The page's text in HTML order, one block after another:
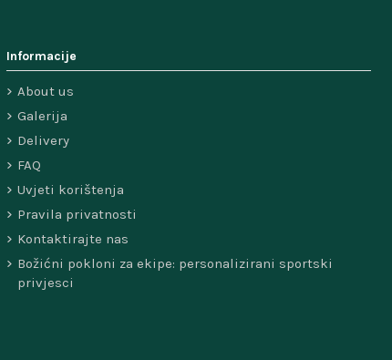
Informacije
About us
Galerija
Delivery
FAQ
Uvjeti korištenja
Pravila privatnosti
Kontaktirajte nas
Božićni pokloni za ekipe: personalizirani sportski
privjesci